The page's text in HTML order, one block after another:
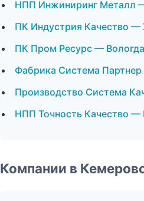
НПП Инжиниринг Металл
ПК Индустрия Качество —
ПК Пром Ресурс — Вологда
Фабрика Система
Производство Система
НПП Точность Качество —
Компании в